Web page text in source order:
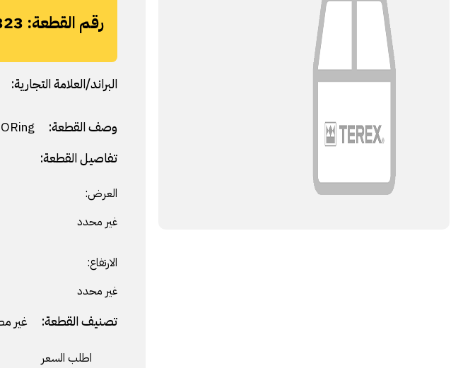
رقم القطعة:
البراند/العلامة التجارية:
وصف القطعة:
ORing
تفاصيل القطعة:
العرض:
غير محدد
الارتفاع:
غير محدد
تصنيف القطعة: غير
اطلب السعر